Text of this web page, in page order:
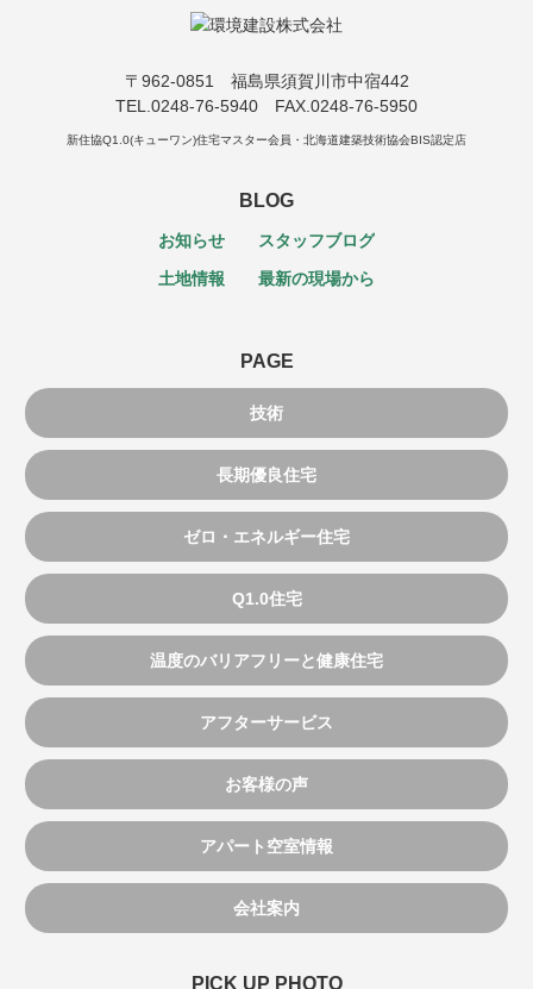
〒962-0851 福島県須賀川市中宿442
TEL.0248-76-5940 FAX.0248-76-5950
新住協Q1.0(キューワン)住宅マスター会員・北海道建築技術協会BIS認定店
BLOG
お知らせ
スタッフブログ
土地情報
最新の現場から
PAGE
技術
長期優良住宅
ゼロ・エネルギー住宅
Q1.0住宅
温度のバリアフリーと健康住宅
アフターサービス
お客様の声
アパート空室情報
会社案内
PICK UP PHOTO